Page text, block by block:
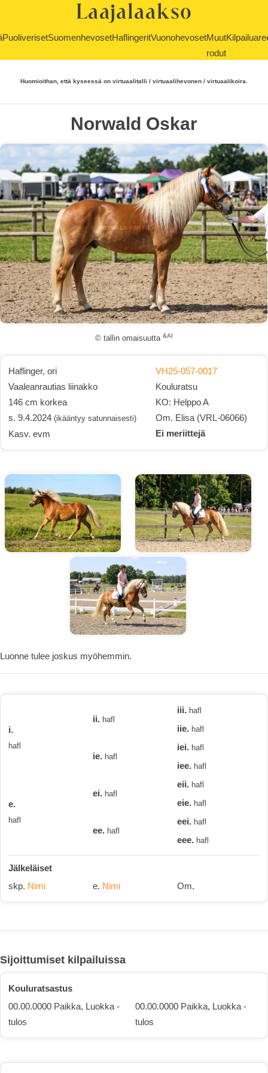
Laajalaakso
PuoliverisetSuomenhevosetHaflingeritVuonohevosetMuut
rodut
Huomioithan, että kyseessä on virtuaalitalli / virtuaalihevonen / virtuaalikoira.
Norwald Oskar
© tallin omaisuutta &AI
Haflinger, ori
Vaaleanrautias liinakko
146 cm korkea
s. 9.4.2024 (ikääntyy satunnaisesti)
Kasv. evm
VH25-057-0017
Kouluratsu
KO: Helppo A
Om. Elisa (VRL-06066)
Ei meriittejä
Luonne tulee joskus myöhemmin.
i.
hafl
ii. hafl
iii. hafl
iie. hafl
ie. hafl
iei. hafl
iee. hafl
e.
hafl
ei. hafl
eii. hafl
eie. hafl
ee. hafl
eei. hafl
eee. hafl
Jälkeläiset
skp. Nimi e. Nimi Om.
Sijoittumiset kilpailuissa
Kouluratsastus
00.00.0000 Paikka, Luokka -
tulos
00.00.0000 Paikka, Luokka -
tulos